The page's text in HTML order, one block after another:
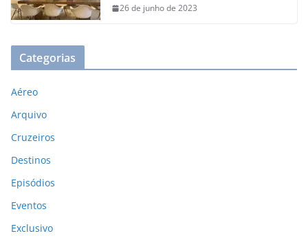
26 de junho de 2023
Categorias
Aéreo
Arquivo
Cruzeiros
Destinos
Episódios
Eventos
Exclusivo